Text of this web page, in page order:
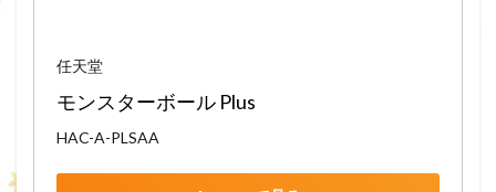
任天堂
モンスターボール Plus
HAC-A-PLSAA